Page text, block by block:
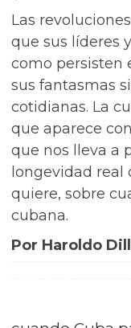
Las
que sus líderes
como persisten
sus fantasmas
cotidianas. La
que aparece
que nos lleva a
longevidad real
quiere, sobre
cubana.
Por Haroldo